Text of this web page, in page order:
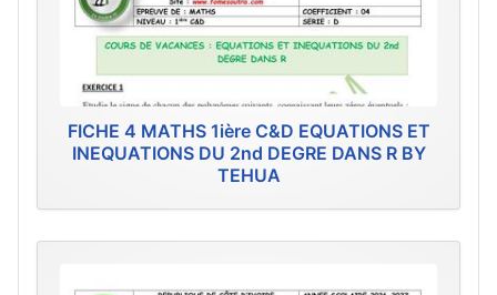
FICHE 4 MATHS 1ière C&D EQUATIONS ET
INEQUATIONS DU 2nd DEGRE DANS R BY
TEHUA